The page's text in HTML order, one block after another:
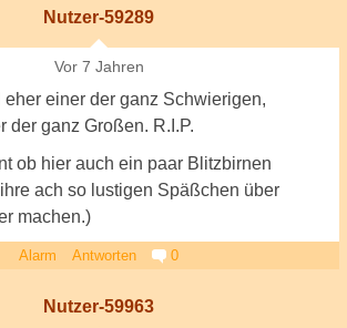
Nutzer-59289
Vor 7 Jahren
einer der ganz Schwierigen,
der ganz Großen. R.I.P.
ob hier auch ein paar Blitzbirnen
ach so lustigen Späßchen über
machen.)
Alarm Antworten 0
Nutzer-59963